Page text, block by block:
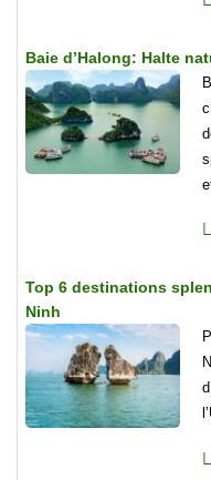
Baie d’Halong: Halte
Top 6 destinations
Ninh